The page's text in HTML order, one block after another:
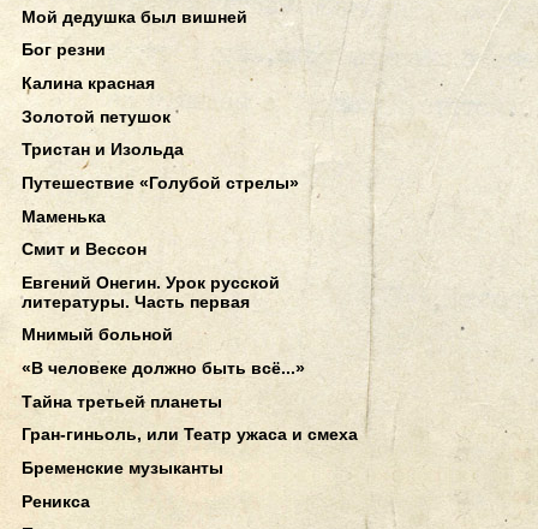
Мой дедушка был вишней
Бог резни
Калина красная
Золотой петушок
Тристан и Изольда
Путешествие «Голубой стрелы»
Маменька
Смит и Вессон
Евгений Онегин. Урок русской
литературы. Часть первая
Мнимый больной
«В человеке должно быть всё...»
Тайна третьей планеты
Гран-гиньоль, или Театр ужаса и смеха
Бременские музыканты
Реникса